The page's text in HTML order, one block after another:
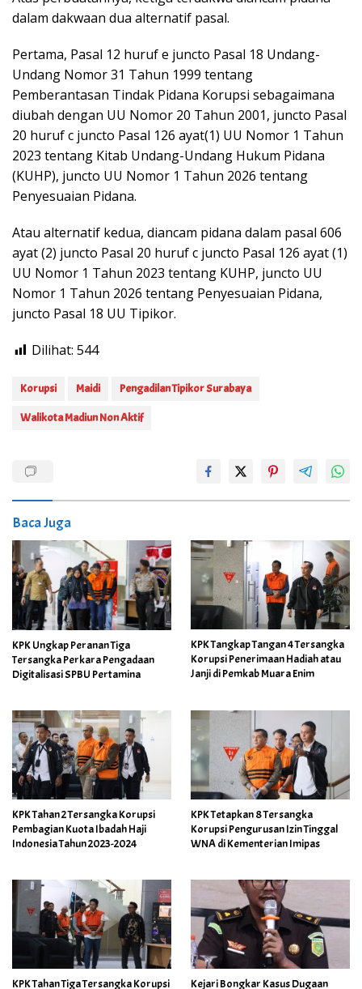
dalam dakwaan dua alternatif pasal.
Pertama, Pasal 12 huruf e juncto Pasal 18 Undang-
Undang Nomor 31 Tahun 1999 tentang
Pemberantasan Tindak Pidana Korupsi sebagaimana
diubah dengan UU Nomor 20 Tahun 2001, juncto Pasal
20 huruf c juncto Pasal 126 ayat(1) UU Nomor 1 Tahun
2023 tentang Kitab Undang-Undang Hukum Pidana
(KUHP), juncto UU Nomor 1 Tahun 2026 tentang
Penyesuaian Pidana.
Atau alternatif kedua, diancam pidana dalam pasal 606
ayat (2) juncto Pasal 20 huruf c juncto Pasal 126 ayat (1)
UU Nomor 1 Tahun 2023 tentang KUHP, juncto UU
Nomor 1 Tahun 2026 tentang Penyesuaian Pidana,
juncto Pasal 18 UU Tipikor.
Dilihat: 544
Korupsi Maidi Pengadilan Tipikor Surabaya
Walikota Madiun Non Aktif
Baca Juga
KPK Ungkap Peranan Tiga
Tersangka Perkara Pengadaan
Digitalisasi SPBU Pertamina
KPK Tangkap Tangan 4 Tersangka
Korupsi Penerimaan Hadiah atau
Janji di Pemkab Muara Enim
KPK Tahan 2 Tersangka Korupsi
Pembagian Kuota Ibadah Haji
Indonesia Tahun 2023-2024
KPK Tetapkan 8 Tersangka
Korupsi Pengurusan Izin Tinggal
WNA di Kementerian Imipas
KPK Tahan Tiga Tersangka Korupsi Kejari Bongkar Kasus Dugaan